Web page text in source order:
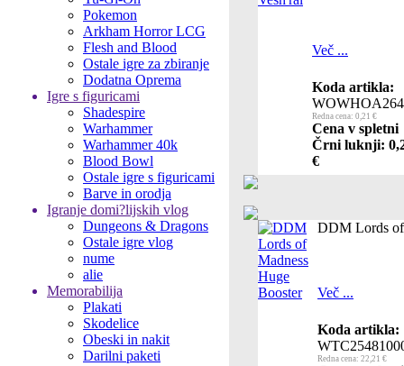
Pokemon
Arkham Horror LCG
Flesh and Blood
Ostale igre za zbiranje
Dodatna Oprema
Igre s figuricami
Shadespire
Warhammer
Warhammer 40k
Blood Bowl
Ostale igre s figuricami
Barve in orodja
Igranje domi?lijskih vlog
Dungeons & Dragons
Ostale igre vlog
nume
alie
Memorabilija
Plakati
Skodelice
Obeski in nakit
Darilni paketi
Več ...
Koda artikla:
WOWHOA264
Redna cena: 0,21 €
Cena v spletni
Črni luknji:
€
DDM Lords of
Več ...
Koda artikla:
Redna cena: 22,21 €